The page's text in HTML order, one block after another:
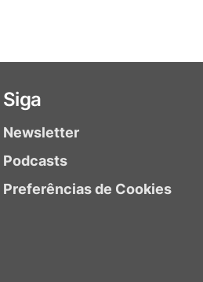
Siga
Newsletter
Podcasts
Preferências de Cookies